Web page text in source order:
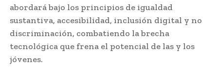
abordará bajo los principios de igualdad
sustantiva, accesibilidad, inclusión digital y no
discriminación, combatiendo la brecha
tecnológica que frena el potencial de las y los
jóvenes.